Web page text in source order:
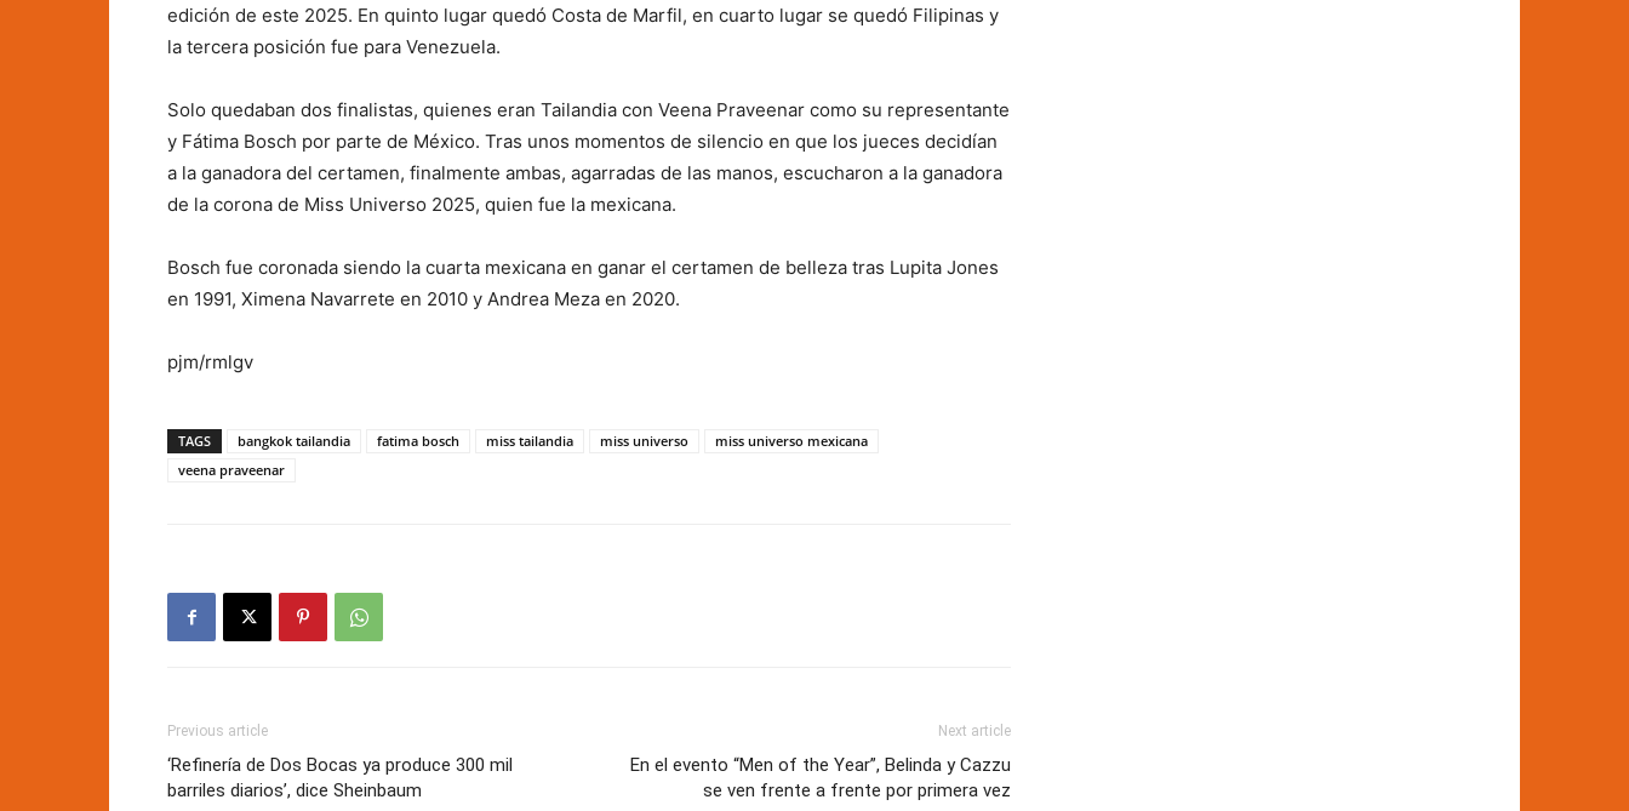
edición de este 2025. En quinto lugar quedó Costa de Marfil, en cuarto lugar se quedó Filipinas y
la tercera posición fue para Venezuela.
Solo quedaban dos finalistas, quienes eran Tailandia con Veena Praveenar como su representante
y Fátima Bosch por parte de México. Tras unos momentos de silencio en que los jueces decidían
a la ganadora del certamen, finalmente ambas, agarradas de las manos, escucharon a la ganadora
de la corona de Miss Universo 2025, quien fue la mexicana.
Bosch fue coronada siendo la cuarta mexicana en ganar el certamen de belleza tras Lupita Jones
en 1991, Ximena Navarrete en 2010 y Andrea Meza en 2020.
pjm/rmlgv
TAGS bangkok tailandia fatima bosch miss tailandia miss universo
miss universo mexicana
veena praveenar
Previous article
‘Refinería de Dos Bocas ya produce 300 mil
barriles diarios’, dice Sheinbaum
Next article
En el evento “Men of the Year”, Belinda y Cazzu
se ven frente a frente por primera vez